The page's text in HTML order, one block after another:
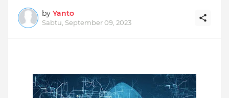
by Yanto
Sabtu, September 09, 2023